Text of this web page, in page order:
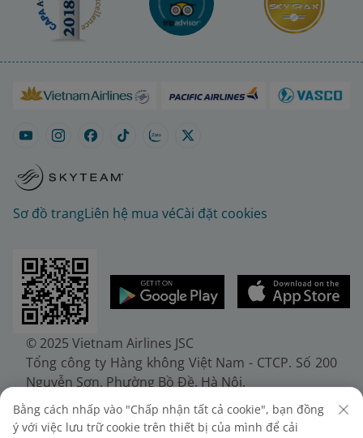
Sơ đồ trangLiên hệ mua véCài đặt cookies
© 2025 Vietnam Airlines JSC
Tổng công ty Hàng không Việt Nam - CTCP. Số 200
Nguyễn Sơn, Phường Bồ Đề, Hà Nội.
Điện thoại: (+84-24) 38272289. Fax: (+84-24)
38722375
Bằng cách nhấp vào "Chấp nhận tất cả cookie", bạn đồng
ý với việc lưu trữ cookie trên thiết bị của mình để cải